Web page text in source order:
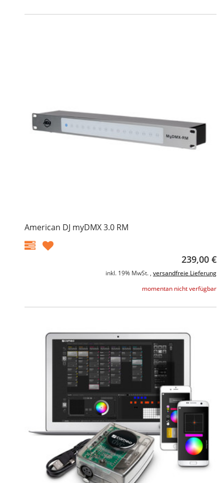
American DJ myDMX 3.0 RM
239,00 €
inkl. 19% MwSt. , versandfreie Lieferung
momentan nicht verfügbar